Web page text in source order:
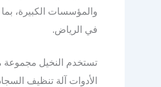
والمؤسسات الكبيرة،
في الرياض.
تستخدم النخيل مجموعة
الأدوات آلة تنظيف